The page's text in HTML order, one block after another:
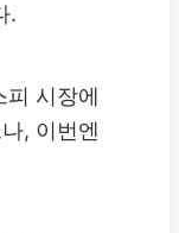
.
피 시장에
, 이번엔